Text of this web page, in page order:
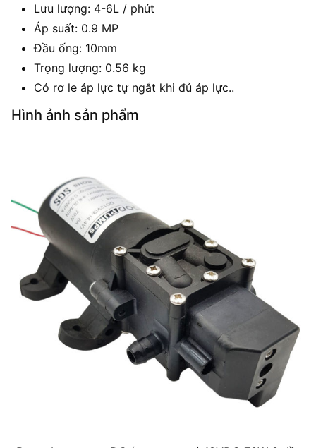
Lưu lượng: 4-6L / phút
Áp suất: 0.9 MP
Đầu ống: 10mm
Trọng lượng: 0.56 kg
Có rơ le áp lực tự ngắt khi đủ áp lực..
Hình ảnh sản phẩm